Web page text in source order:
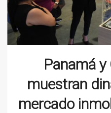
Panamá
muestran
mercado